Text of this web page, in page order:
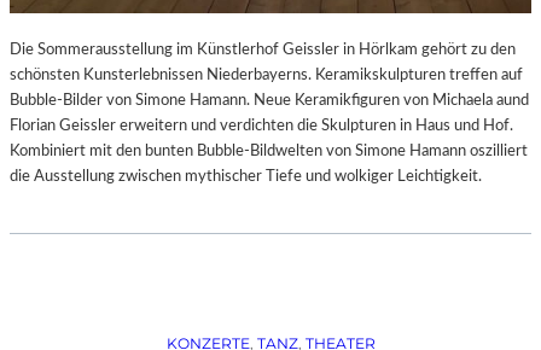
Die Sommerausstellung im Künstlerhof Geissler in Hörlkam gehört zu den
schönsten Kunsterlebnissen Niederbayerns. Keramikskulpturen treffen auf
Bubble-Bilder von Simone Hamann. Neue Keramikfiguren von Michaela aund
Florian Geissler erweitern und verdichten die Skulpturen in Haus und Hof.
Kombiniert mit den bunten Bubble-Bildwelten von Simone Hamann oszilliert
die Ausstellung zwischen mythischer Tiefe und wolkiger Leichtigkeit.
KONZERTE, TANZ, THEATER